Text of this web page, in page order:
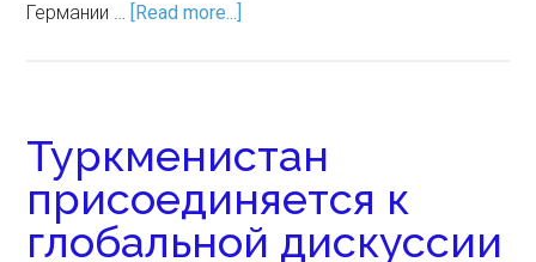
Германии … [Read more...]
Туркменистан
присоединяется к
глобальной дискуссии